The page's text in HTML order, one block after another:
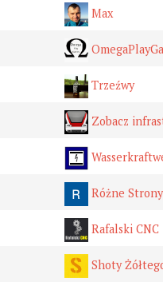
Max
Trzeźwy
Zobacz
Różne
Rafalski CNC
Shoty